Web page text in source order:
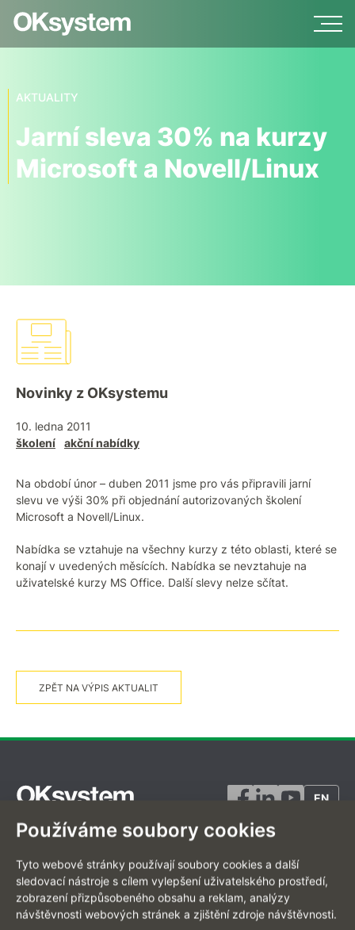
Používáme soubory cookies
Tyto webové stránky používají soubory cookies a další
sledovací nástroje s cílem vylepšení uživatelského prostředí,
zobrazení přizpůsobeného obsahu a reklam, analýzy
návštěvnosti webových stránek a zjištění zdroje návštěvnosti.
AKTUALITY
Jarní sleva 30% na kurzy
Microsoft a Novell/Linux
Novinky z OKsystemu
10. ledna 2011
školení
akční nabídky
Na období únor – duben 2011 jsme pro vás připravili jarní
slevu ve výši 30% při objednání autorizovaných školení
Microsoft a Novell/Linux.
Nabídka se vztahuje na všechny kurzy z této oblasti, které se
konají v uvedených měsících. Nabídka se nevztahuje na
uživatelské kurzy MS Office. Další slevy nelze sčítat.
ZPĚT NA VÝPIS AKTUALIT
EN
Projekty na míru
Digitální transformace